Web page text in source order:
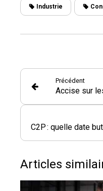
Industrie
Précédent
Articles